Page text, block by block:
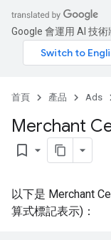
Google 會運用 AI 技
首頁 產品 Ads
Merchant
bookmark_border
以下是 Merchant
算式標記表示)：